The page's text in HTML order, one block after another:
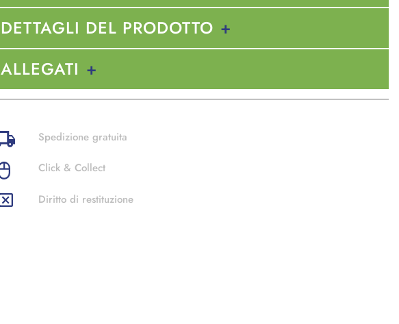
DETTAGLI DEL PRODOTTO
ALLEGATI
Spedizione gratuita
Click & Collect
Diritto di restituzione